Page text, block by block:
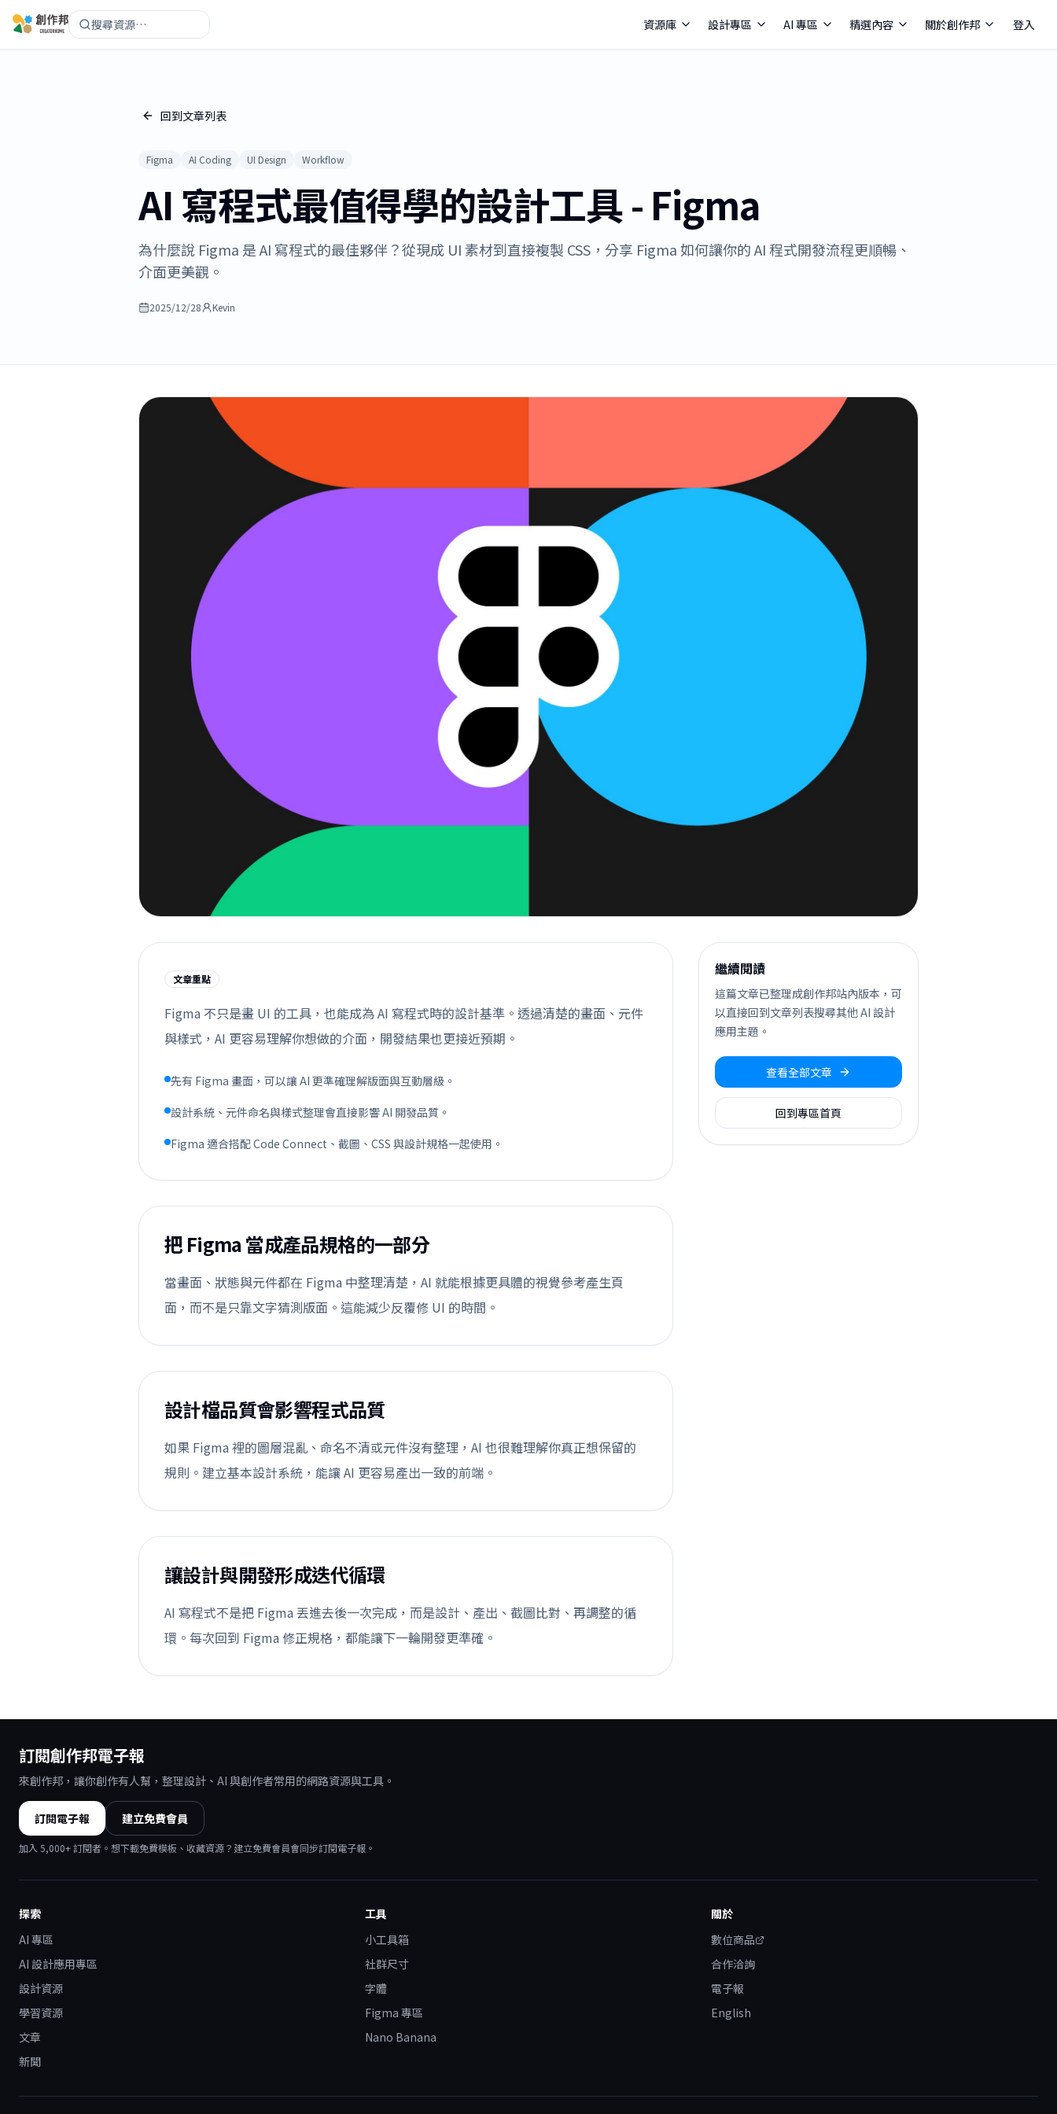
搜尋資源… 資源庫 設計專區 AI 專區 精選內容 關於創作邦 登入
回到文章列表
Figma AI Coding UI Design Workflow
AI 寫程式最值得學的設計工具 - Figma
為什麼說 Figma 是 AI 寫程式的最佳夥伴？從現成 UI 素材到直接複製 CSS，分享 Figma 如何讓你的 AI 程式開發流程更順暢、
介面更美觀。
2025/12/28 Kevin
文章重點
Figma 不只是畫 UI 的工具，也能成為 AI 寫程式時的設計基準。透過清楚的畫面、元件
與樣式，AI 更容易理解你想做的介面，開發結果也更接近預期。
先有 Figma 畫面，可以讓 AI 更準確理解版面與互動層級。
設計系統、元件命名與樣式整理會直接影響 AI 開發品質。
Figma 適合搭配 Code Connect、截圖、CSS 與設計規格一起使用。
把 Figma 當成產品規格的一部分
當畫面、狀態與元件都在 Figma 中整理清楚，AI 就能根據更具體的視覺參考產生頁
面，而不是只靠文字猜測版面。這能減少反覆修 UI 的時間。
設計檔品質會影響程式品質
如果 Figma 裡的圖層混亂、命名不清或元件沒有整理，AI 也很難理解你真正想保留的
規則。建立基本設計系統，能讓 AI 更容易產出一致的前端。
讓設計與開發形成迭代循環
AI 寫程式不是把 Figma 丟進去後一次完成，而是設計、產出、截圖比對、再調整的循
環。每次回到 Figma 修正規格，都能讓下一輪開發更準確。
繼續閱讀
這篇文章已整理成創作邦站內版本，可
以直接回到文章列表搜尋其他 AI 設計
應用主題。
查看全部文章
回到專區首頁
訂閱創作邦電子報
來創作邦，讓你創作有人幫，整理設計、AI 與創作者常用的網路資源與工具。
訂閱電子報 建立免費會員
加入 5,000+ 訂閱者。想下載免費模板、收藏資源？建立免費會員會同步訂閱電子報。
探索
AI 專區
AI 設計應用專區
設計資源
學習資源
文章
新聞
工具
小工具箱
社群尺寸
字體
Figma 專區
Nano Banana
關於
數位商品
合作洽詢
電子報
English